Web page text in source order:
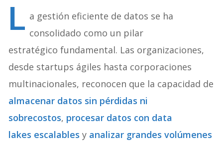
L a gestión eficiente de datos se ha
consolidado como un pilar
estratégico fundamental. Las organizaciones,
desde startups ágiles hasta corporaciones
multinacionales, reconocen que la capacidad de
almacenar datos sin pérdidas ni
sobrecostos, procesar datos con data
lakes escalables y analizar grandes volúmenes